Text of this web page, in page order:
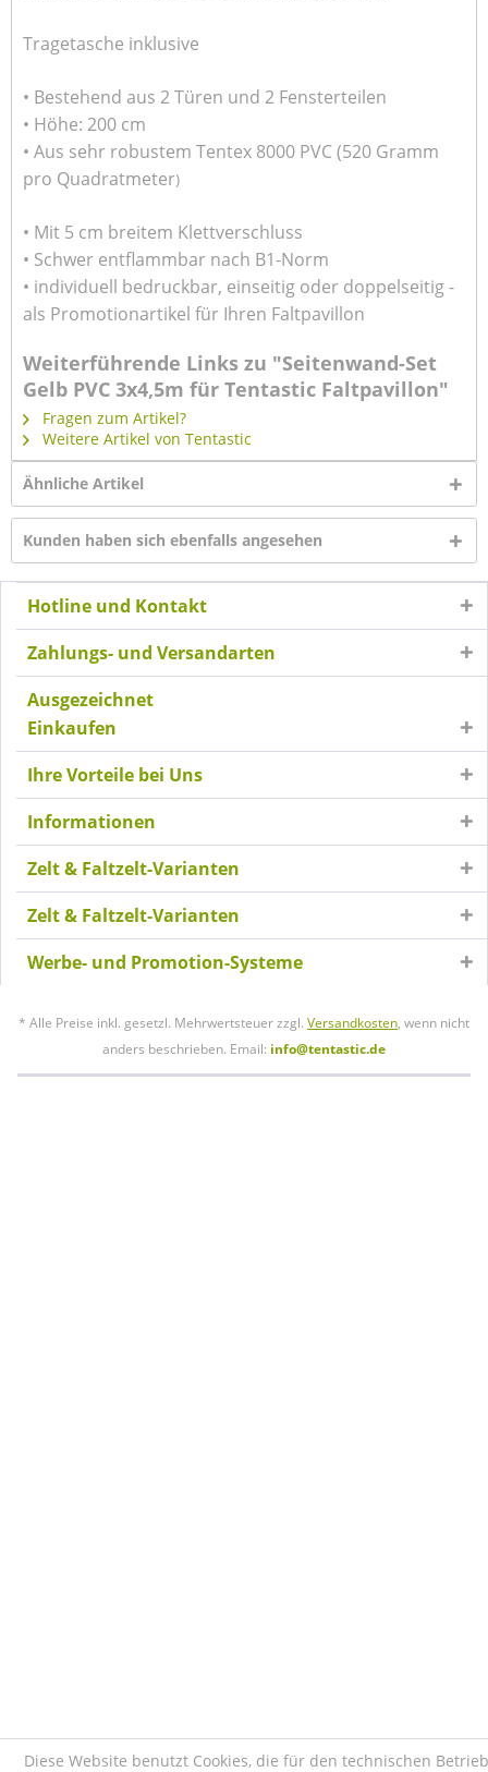
Tragetasche inklusive
• Bestehend aus 2 Türen und 2 Fensterteilen
• Höhe: 200 cm
• Aus sehr robustem Tentex 8000 PVC (520 Gramm
pro Quadratmeter)
• Mit 5 cm breitem Klettverschluss
• Schwer entflammbar nach B1-Norm
• individuell bedruckbar, einseitig oder doppelseitig -
als Promotionartikel für Ihren Faltpavillon
Weiterführende Links zu "Seitenwand-Set
Gelb PVC 3x4,5m für Tentastic Faltpavillon"
Fragen zum Artikel?
Weitere Artikel von Tentastic
Ähnliche Artikel
Kunden haben sich ebenfalls angesehen
Hotline und Kontakt
Zahlungs- und Versandarten
Ausgezeichnet
Einkaufen
Ihre Vorteile bei Uns
Informationen
Zelt & Faltzelt-Varianten
Zelt & Faltzelt-Varianten
Werbe- und Promotion-Systeme
* Alle Preise inkl. gesetzl. Mehrwertsteuer zzgl. Versandkosten, wenn nicht
anders beschrieben. Email: info@tentastic.de
Diese Website benutzt Cookies, die für den technischen